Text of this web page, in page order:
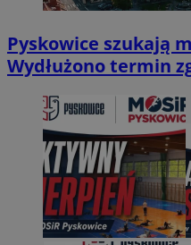
Pyskowice szukają
Wydłużono termin